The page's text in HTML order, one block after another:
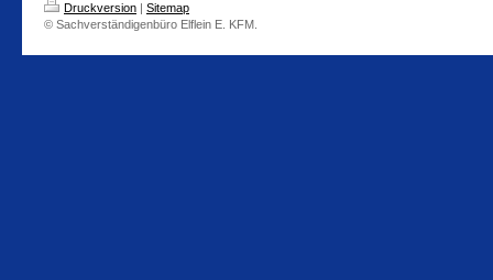
Druckversion
Sitemap
© Sachverständigenbüro Elflein E. KFM.